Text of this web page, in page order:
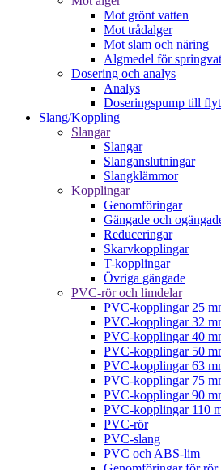
Mot grönt vatten
Mot trådalger
Mot slam och näring
Algmedel för
Dosering och analys
Analys
Doseringspump till
Slang/Koppling
Slangar
Slangar
Slanganslutningar
Slangklämmor
Kopplingar
Genomföringar
Gängade och
Reduceringar
Skarvkopplingar
T-kopplingar
Övriga gängade
PVC-rör och limdelar
PVC-kopplingar 25
PVC-kopplingar 32
PVC-kopplingar 40
PVC-kopplingar 50
PVC-kopplingar 63
PVC-kopplingar 75
PVC-kopplingar 90
PVC-kopplingar 110
PVC-rör
PVC-slang
PVC och ABS-lim